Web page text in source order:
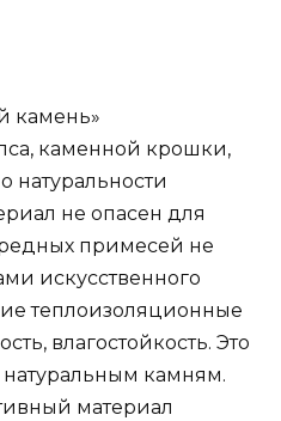
камень»
каменной крошки,
натуральности
не опасен для
примесей не
искусственного
теплоизоляционные
влагостойкость. Это
натуральным камням.
материал